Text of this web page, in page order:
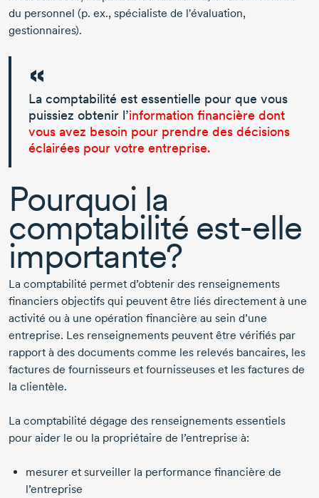
du personnel (p. ex., spécialiste de l'évaluation,
gestionnaires).
La comptabilité est essentielle pour que vous
puissiez obtenir l’information financière dont
vous avez besoin pour prendre des décisions
éclairées pour votre entreprise.
Pourquoi la
comptabilité est-elle
importante?
La comptabilité permet d’obtenir des renseignements
financiers objectifs qui peuvent être liés directement à une
activité ou à une opération financière au sein d’une
entreprise. Les renseignements peuvent être vérifiés par
rapport à des documents comme les relevés bancaires, les
factures de fournisseurs et fournisseuses et les factures de
la clientèle.
La comptabilité dégage des renseignements essentiels
pour aider le ou la propriétaire de l’entreprise à:
mesurer et surveiller la performance financière de
l’entreprise